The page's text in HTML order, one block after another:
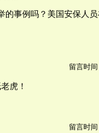
的事例吗？美国安保人
留言时间
虎！
留言时间